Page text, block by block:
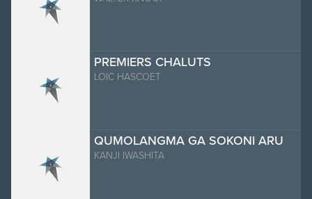
PREMIERS CHALUTS
LOIC HASCOET
QUMOLANGMA GA SOKONI ARU
KANJI IWASHITA